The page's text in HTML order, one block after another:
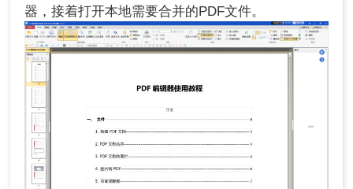
器，接着打开本地需要合并的PDF文件。